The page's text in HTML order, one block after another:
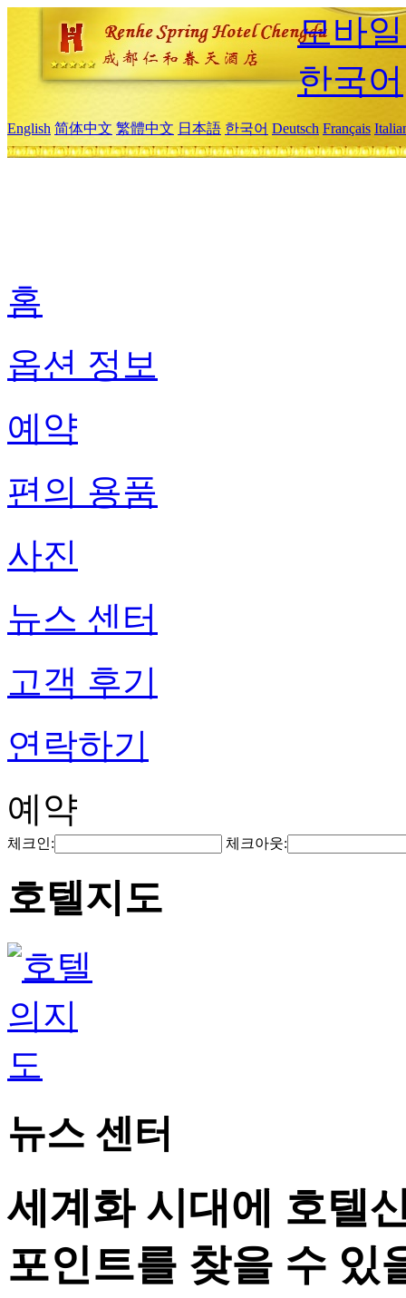
모바
한국어
English 简体中文 繁體中文 日本語 한국어 Deutsch Français
홈
옵션 정보
예약
편의 용품
사진
뉴스 센터
고객 후기
연락하기
예약
체크인: 체크아웃:
호텔지도
뉴스 센터
세계화 시대에 호텔
포인트를 찾을 수 있